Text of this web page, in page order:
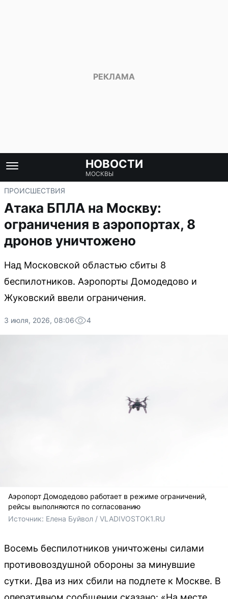
НОВОСТИ
МОСКВЫ
ПРОИСШЕСТВИЯ
Атака БПЛА на Москву:
ограничения в аэропортах, 8
дронов уничтожено
Над Московской областью сбиты 8
беспилотников. Аэропорты Домодедово и
Жуковский ввели ограничения.
3 июля, 2026, 08:06 4
Аэропорт Домодедово работает в режиме ограничений,
рейсы выполняются по согласованию
Источник: Елена Буйвол / VLADIVOSTOK1.RU
Восемь беспилотников уничтожены силами
противовоздушной обороны за минувшие
сутки. Два из них сбили на подлете к Москве. В